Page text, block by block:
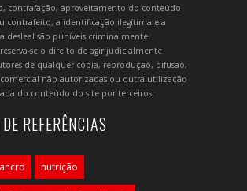
contrafação, aproveitamento do conteúdo
contrafeito, a identificação ilegítima e a
desleal são puníveis criminalmente.
reserva-se o direito de agir judicialmente
de qualquer cópia, reprodução, difusão,
não autorizadas ou outra utilização
do conteúdo do site por terceiros.
REFERÊNCIAS
nutrição